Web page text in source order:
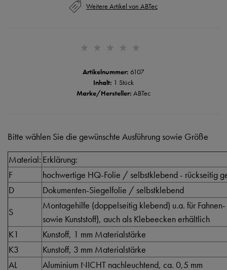
Artikelnummer: 6107
Inhalt: 1 Stück
Marke/Hersteller: ABTec
Weitere Artikel von ABTec
Bitte wählen Sie die gewünschte Ausführung sowie Größe
Material: Erklärung:
F
hochwertige HQ-Folie / selbstklebend - rückseitig
D
Dokumenten-Siegelfolie / selbstklebend
S
Montagehilfe (doppelseitig klebend) u.a. für
sowie Kunststoff), auch als Klebeecken erhältlich
K1
Kunstoff, 1 mm Materialstärke
K3
Kunstoff, 3 mm Materialstärke
AL
Aluminium NICHT nachleuchtend, ca. 0,5 mm